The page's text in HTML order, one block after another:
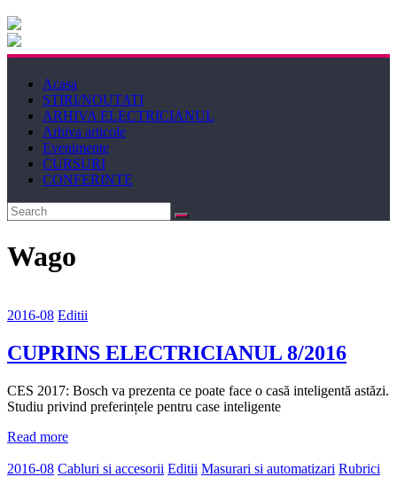
Electricianul
Revista
Electricianul
Acasa
STIRI/NOUTATI
ARHIVA ELECTRICIANUL
Arhiva articole
Evenimente
CURSURI
CONFERINTE
Wago
2016-08 Editii
CUPRINS ELECTRICIANUL 8/2016
CES 2017: Bosch va prezenta ce poate face o casă inteligentă astăzi.
Studiu privind preferințele pentru case inteligente
Read more
2016-08 Cabluri si accesorii Editii Masurari si automatizari Rubrici